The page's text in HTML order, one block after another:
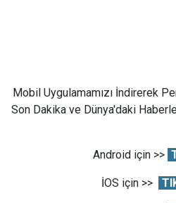
Mobil Uygulamamızı İndirerek
Son Dakika ve Dünya'daki
Android için >>
İOS için >>